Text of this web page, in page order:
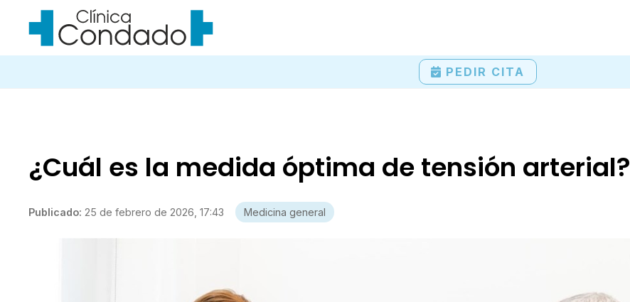
PEDIR CITA
¿Cuál es la medida óptima de tensión arterial?
Publicado: 25 de febrero de 2026, 17:43 Medicina general